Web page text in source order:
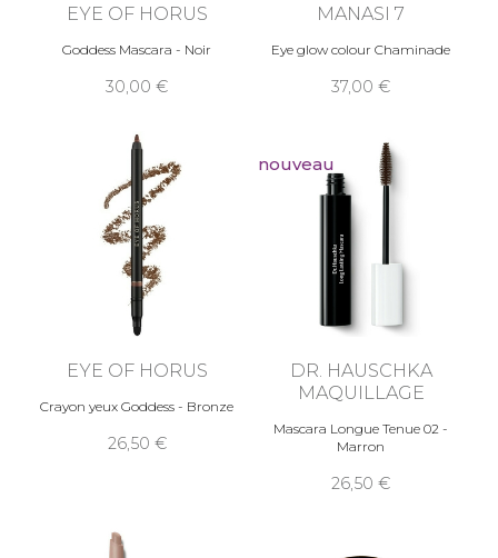
EYE OF HORUS
Goddess Mascara - Noir
30,00
MANASI 7
Eye glow colour Chaminade
37,00
EYE OF HORUS
Crayon yeux Goddess - Bronze
26,50
nouveau
DR. HAUSCHKA
MAQUILLAGE
Mascara Longue Tenue 02 -
Marron
26,50